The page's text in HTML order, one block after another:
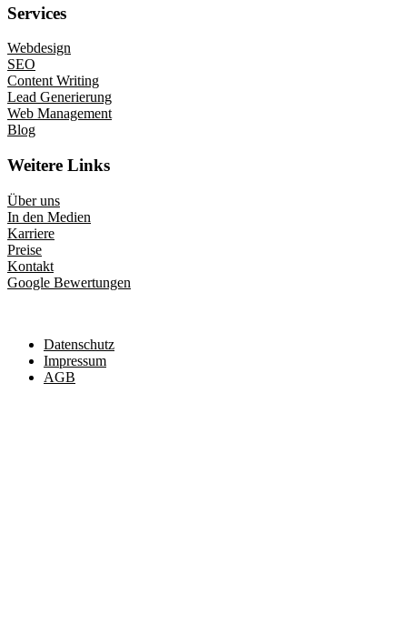
Services
Webdesign
SEO
Content Writing
Lead Generierung
Web Management
Blog
Weitere Links
Über uns
In den Medien
Karriere
Preise
Kontakt
Google Bewertungen
Datenschutz
Impressum
AGB